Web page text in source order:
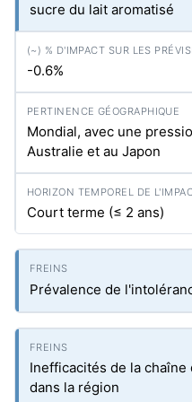
sucre du lait aromatisé
-0.6%
Mondial, avec une
Australie et au Japon
Court terme (≤ 2 ans)
Prévalence de
Inefficacités de la
dans la région